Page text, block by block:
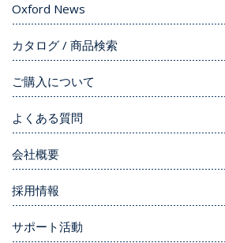
Oxford News
カタログ / 商品検索
ご購入について
よくある質問
会社概要
採用情報
サポート活動